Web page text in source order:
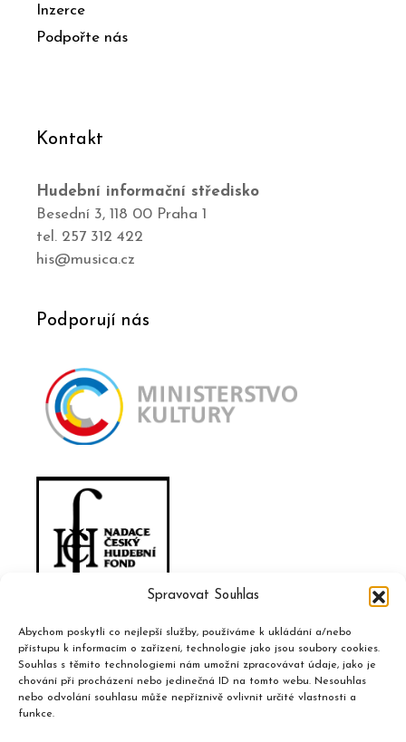
Spravovat Souhlas
Abychom poskytli co nejlepší služby, používáme k ukládání a/nebo
přístupu k informacím o zařízení, technologie jako jsou soubory cookies.
Souhlas s těmito technologiemi nám umožní zpracovávat údaje, jako je
chování při procházení nebo jedinečná ID na tomto webu. Nesouhlas
nebo odvolání souhlasu může nepříznivě ovlivnit určité vlastnosti a
funkce.
Inzerce
Podpořte nás
Kontakt
Hudební informační středisko
Besední 3, 118 00 Praha 1
tel. 257 312 422
his@musica.cz
Podporují nás